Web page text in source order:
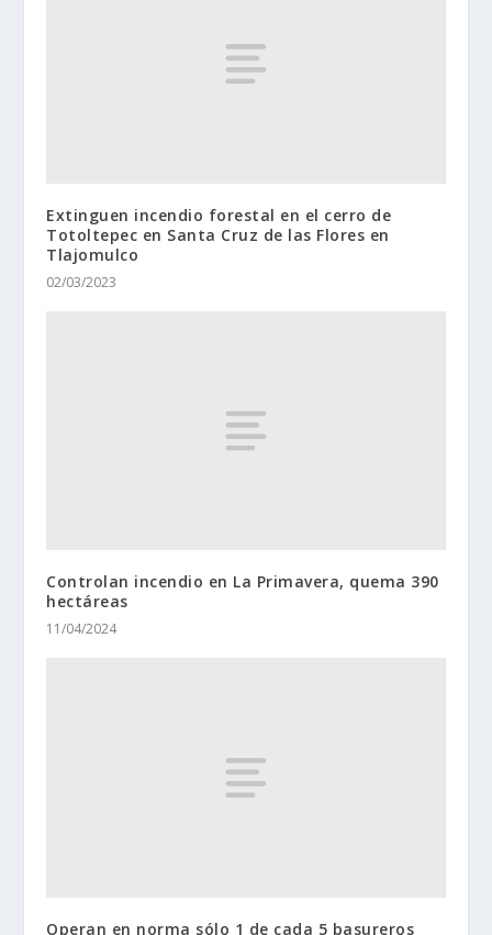
Extinguen incendio forestal en el cerro de
Totoltepec en Santa Cruz de las Flores en
Tlajomulco
02/03/2023
Controlan incendio en La Primavera, quema 390
hectáreas
11/04/2024
Operan en norma sólo 1 de cada 5 basureros